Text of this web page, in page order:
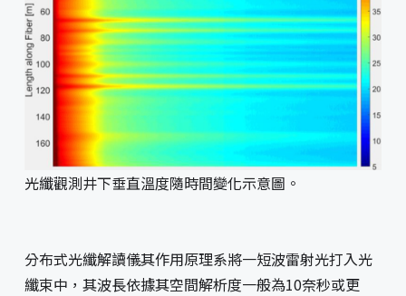
光纖觀測井下垂直溫度隨時間變化示意圖。
分布式光纖解讀儀其作用原理系將一短波雷射光打入光
纖束中，其波長依據其空間解析度一般為10奈秒或更